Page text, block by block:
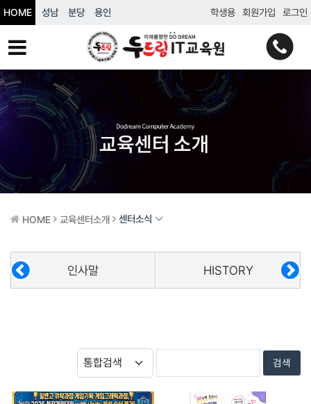
HOME 성남 분당 용인 학생용 회원가입 로그인
HOME 교육센터소개 센터소식
인사말 HISTORY